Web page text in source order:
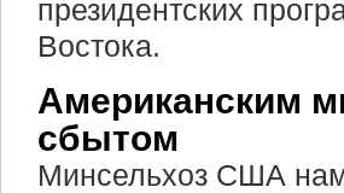
президентских
Востока.
Американским
сбытом
Минсельхоз США